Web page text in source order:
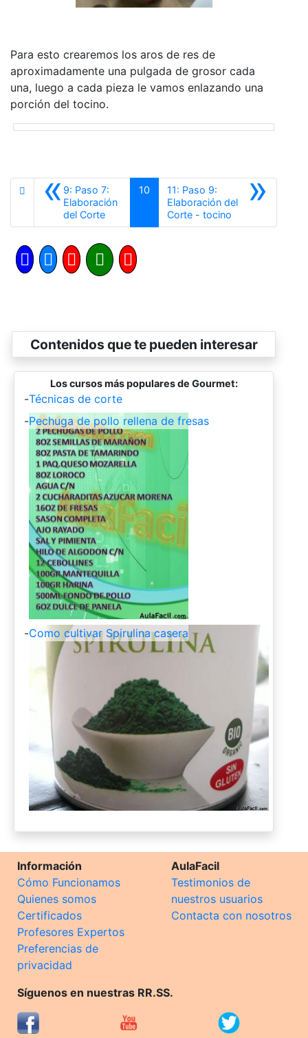
Para esto crearemos los aros de res de
aproximadamente una pulgada de grosor cada
una, luego a cada pieza le vamos enlazando una
porción del tocino.
«9: Paso 7:
Elaboración
del CorteAnterior
10 »
11: Paso 9:
Elaboración del
Corte - tocinoSiguiente
Contenidos que te pueden interesar
Los cursos más populares de Gourmet:
-Técnicas de corte
-Pechuga de pollo rellena de fresas
-Como cultivar Spirulina casera
Información
Cómo Funcionamos
Quienes somos
Certificados
Profesores Expertos
Preferencias de
privacidad
AulaFacil
Testimonios de
nuestros usuarios
Contacta con nosotros
Síguenos en nuestras RR.SS.